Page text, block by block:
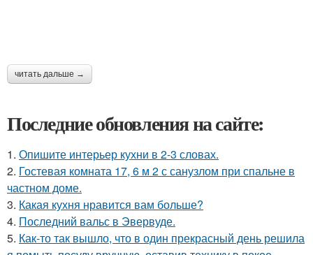
читать дальше →
Последние обновления на сайте:
1. Опишите интерьер кухни в 2-3 словах.
2. Гостевая комната 17, 6 м 2 с санузлом при спальне в
частном доме.
3. Какая кухня нравится вам больше?
4. Последний вальс в Эвервуде.
5. Как-то так вышло, что в один прекрасный день решила